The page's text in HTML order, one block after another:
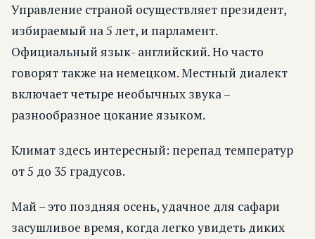
Управление страной осуществляет президент,
избираемый на 5 лет, и парламент.
Официальный язык- английский. Но часто
говорят также на немецком. Местный диалект
включает четыре необычных звука –
разнообразное цокание языком.
Климат здесь интересный: перепад температур
от 5 до 35 градусов.
Май – это поздняя осень, удачное для сафари
засушливое время, когда легко увидеть диких